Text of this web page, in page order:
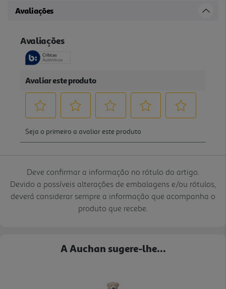
Avaliações
Deve confirmar a informação no rótulo do artigo.
Devido a possíveis alterações de embalagens e/ou rótulos,
deverá considerar sempre a informação que acompanha o
produto que recebe.
A Auchan sugere-lhe...